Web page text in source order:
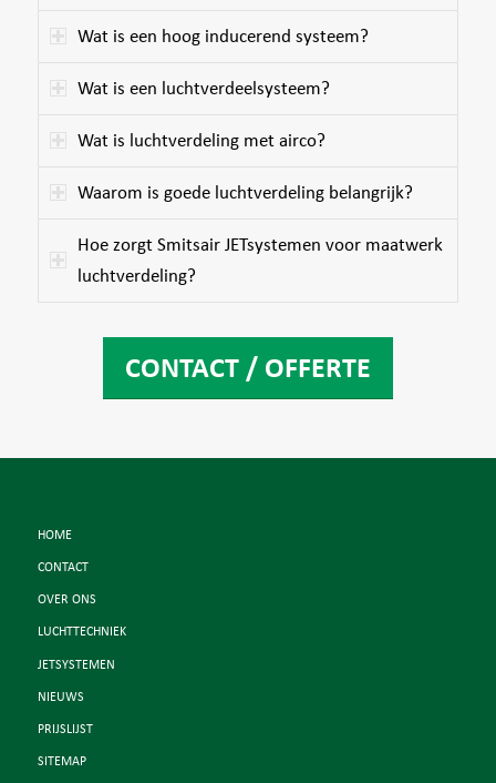
Wat is een hoog inducerend systeem?
Wat is een luchtverdeelsysteem?
Wat is luchtverdeling met airco?
Waarom is goede luchtverdeling belangrijk?
Hoe zorgt Smitsair JETsystemen voor maatwerk
luchtverdeling?
CONTACT / OFFERTE
HOME
CONTACT
OVER ONS
LUCHTTECHNIEK
JETSYSTEMEN
NIEUWS
PRIJSLIJST
SITEMAP